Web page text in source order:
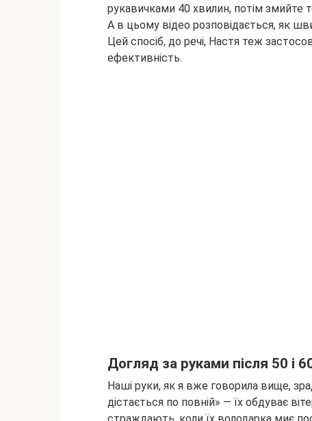
рукавичками 40 хвилин, потім змийте
А в цьому відео розповідається, як
Цей спосіб, до речі, Настя теж
ефективність.
Догляд за руками після 50 і
Наші руки, як я вже говорила вище,
дістається по повній» — їх обдуває